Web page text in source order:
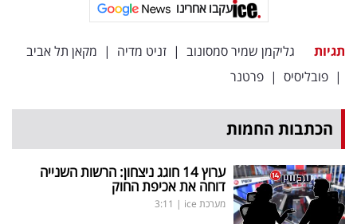
עקבו
עקבו אחרינו
תגיות גליקמן שמיר סמסונוב | זניט מדיה | מקאן תל אביב
| פובליסיס | פרטנר
הכתבות החמות
ערוץ 14 חוגג ניצחון: הרשות השנייה
דוחה את אכיפת החוק
מערכת ice |
3:11